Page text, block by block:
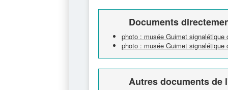
Documents
photo : musée Guimet signalétique
photo : musée Guimet signalétique
Autres documents de